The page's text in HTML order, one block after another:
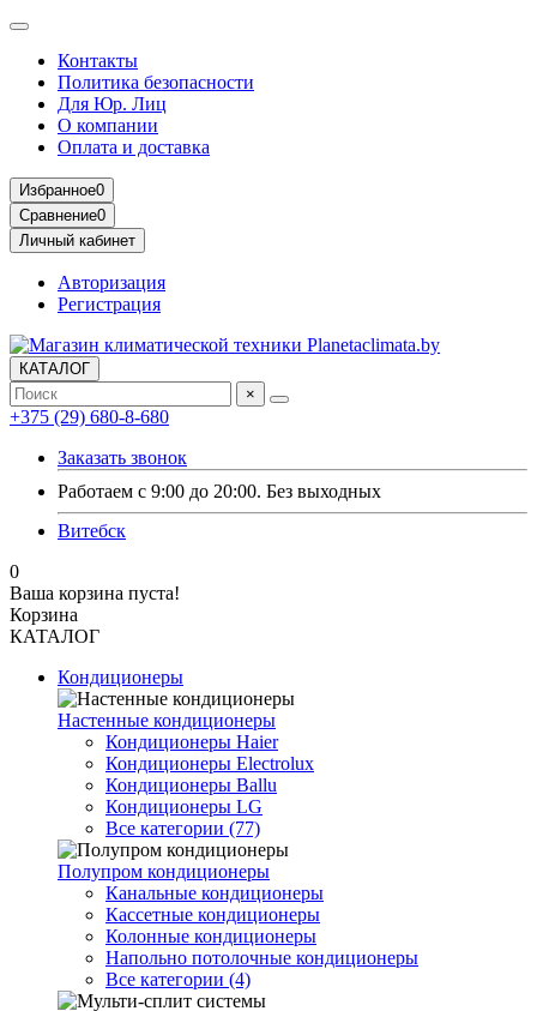
Контакты
Политика безопасности
Для Юр. Лиц
О компании
Оплата и доставка
Избранное0
Сравнение0
Личный кабинет
Авторизация
Регистрация
КАТАЛОГ
×
+375 (29) 680-8-680
Заказать звонок
Работаем с 9:00 до 20:00. Без выходных
Витебск
0
Ваша корзина пуста!
Корзина
КАТАЛОГ
Кондиционеры
Настенные кондиционеры
Кондиционеры Haier
Кондиционеры Electrolux
Кондиционеры Ballu
Кондиционеры LG
Все категории (77)
Полупром кондиционеры
Канальные кондиционеры
Кассетные кондиционеры
Колонные кондиционеры
Напольно потолочные кондиционеры
Все категории (4)